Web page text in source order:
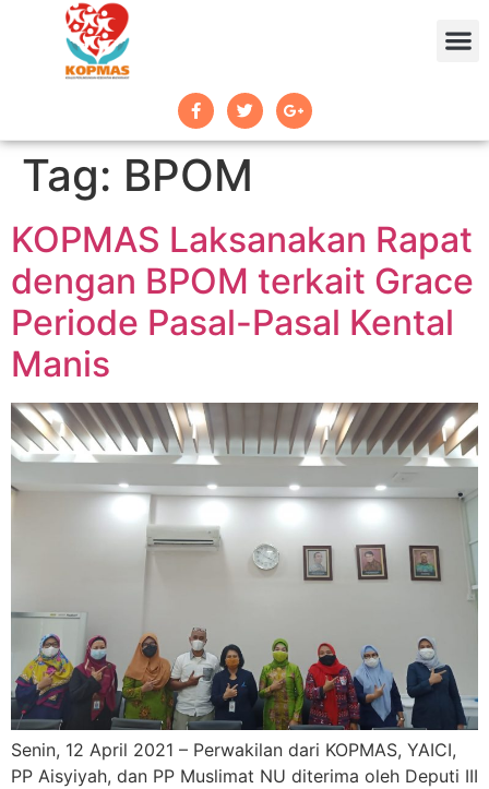
Tag: BPOM
KOPMAS Laksanakan Rapat
dengan BPOM terkait Grace
Periode Pasal-Pasal Kental
Manis
Senin, 12 April 2021 – Perwakilan dari KOPMAS, YAICI,
PP Aisyiyah, dan PP Muslimat NU diterima oleh Deputi III